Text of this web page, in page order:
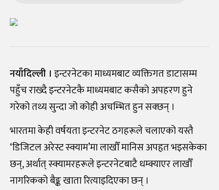
नयाँदिल्ली । इन्टरनेटका माध्यमबाट व्यक्तिगत डाटासम्म
पहुँच राख्दै इन्टरनेटकै माध्यमबाट कसैको अपहरण हुने
गरेको तथ्य सुन्दा जो कोही अचम्भित हुन सक्छन् ।
भारतमा केही वर्षयता इन्टरनेट ठगहरूले चलाएको यस्तै
‘डिजिटल अरेस्ट स्क्याम’मा लाखौँ मानिस अपहृत भइसकेका
छन्, अर्थात्‌ स्क्यामरहरूले इन्टरनेटबाटै धम्क्याएर लाखौँ
नागरिकको बैङ्क खाता रित्याइदिएका छन्‌ ।